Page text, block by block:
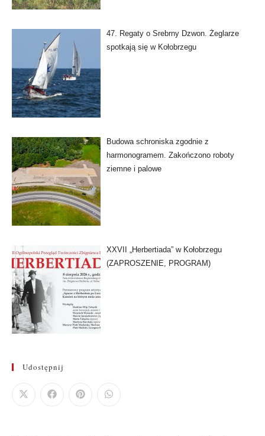
47. Regaty o Srebrny Dzwon. Żeglarze
spotkają się w Kołobrzegu
Budowa schroniska zgodnie z
harmonogramem. Zakończono roboty
ziemne i palowe
XXVII „Herbertiada” w Kołobrzegu
(ZAPROSZENIE, PROGRAM)
Udostępnij